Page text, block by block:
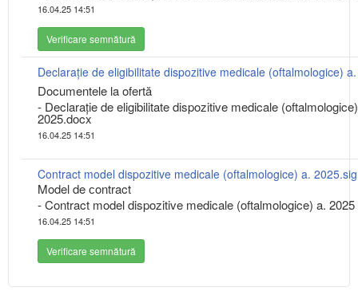
16.04.25 14:51
Verificare semnătură
Documentele la ofertă
- Declarație de eligibilitate dispozitive medicale
2025.docx
16.04.25 14:51
Contract model dispozitive medicale (oftalmologice) a.
Model de сontract
- Contract model dispozitive medicale (oftalmologice) a. 2025
16.04.25 14:51
Verificare semnătură